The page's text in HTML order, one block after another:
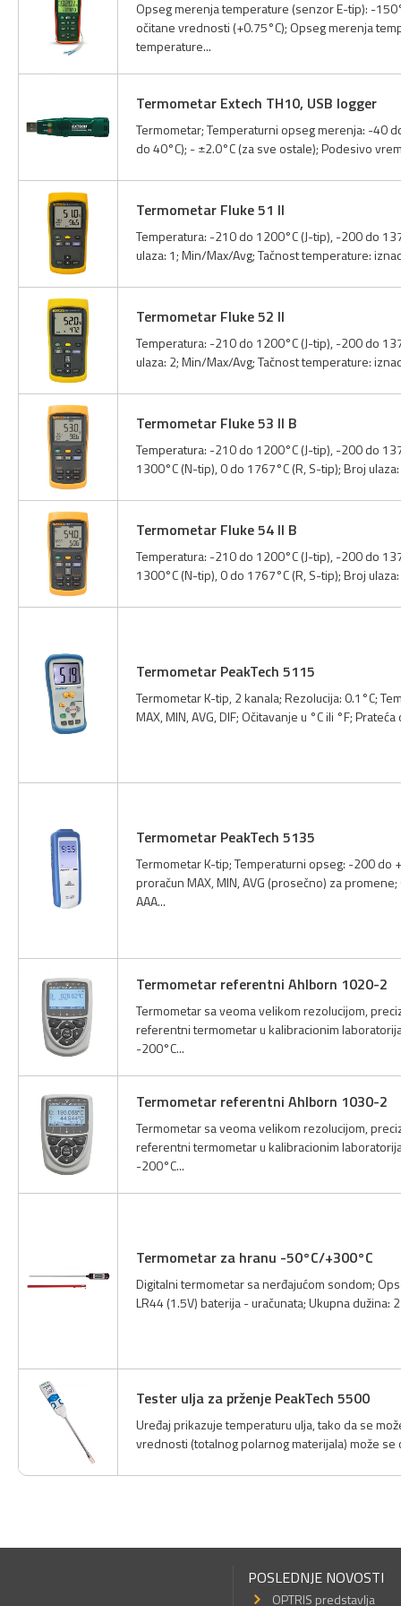
Opseg merenja temperature (senzor E-tip): -
očitane vrednosti (+0.75°C); Opseg merenja
temperature...
Termometar Extech TH10, USB logger
Termometar; Temperaturni opseg merenja: -40
do 40°C); - ±2.0°C (za sve ostale); Podesivo
Termometar Fluke 51 II
Temperatura: -210 do 1200°C (J-tip), -200 do
ulaza: 1; Min/Max/Avg; Tačnost temperature:
Termometar Fluke 52 II
Temperatura: -210 do 1200°C (J-tip), -200 do
ulaza: 2; Min/Max/Avg; Tačnost temperature:
Termometar Fluke 53 II B
Temperatura: -210 do 1200°C (J-tip), -200 do
1300°C (N-tip), 0 do 1767°C (R, S-tip); Broj
Termometar Fluke 54 II B
Temperatura: -210 do 1200°C (J-tip), -200 do
1300°C (N-tip), 0 do 1767°C (R, S-tip); Broj
Termometar PeakTech 5115
Termometar K-tip, 2 kanala; Rezolucija: 0.1°C;
MAX, MIN, AVG, DIF; Očitavanje u °C ili °F;
Termometar PeakTech 5135
Termometar K-tip; Temperaturni opseg: -200 do
proračun MAX, MIN, AVG (prosečno) za
AAA...
Termometar referentni Ahlborn 1020-2
Termometar sa veoma velikom rezolucijom,
referentni termometar u kalibracionim
-200°C...
Termometar referentni Ahlborn 1030-2
Termometar sa veoma velikom rezolucijom,
referentni termometar u kalibracionim
-200°C...
Termometar za hranu -50°C/+300°C
Digitalni termometar sa nerđajućom sondom;
LR44 (1.5V) baterija - uračunata; Ukupna dužina:
Tester ulja za prženje PeakTech 5500
Uređaj prikazuje temperaturu ulja, tako da se
vrednosti (totalnog polarnog materijala) može
POSLEDNJE NOVOSTI
OPTRIS predstavlja